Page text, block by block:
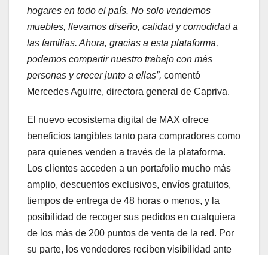
hogares en todo el país. No solo vendemos
muebles, llevamos diseño, calidad y comodidad a
las familias. Ahora, gracias a esta plataforma,
podemos compartir nuestro trabajo con más
personas y crecer junto a ellas”, comentó
Mercedes Aguirre, directora general de Capriva.
El nuevo ecosistema digital de MAX ofrece
beneficios tangibles tanto para compradores como
para quienes venden a través de la plataforma.
Los clientes acceden a un portafolio mucho más
amplio, descuentos exclusivos, envíos gratuitos,
tiempos de entrega de 48 horas o menos, y la
posibilidad de recoger sus pedidos en cualquiera
de los más de 200 puntos de venta de la red. Por
su parte, los vendedores reciben visibilidad ante